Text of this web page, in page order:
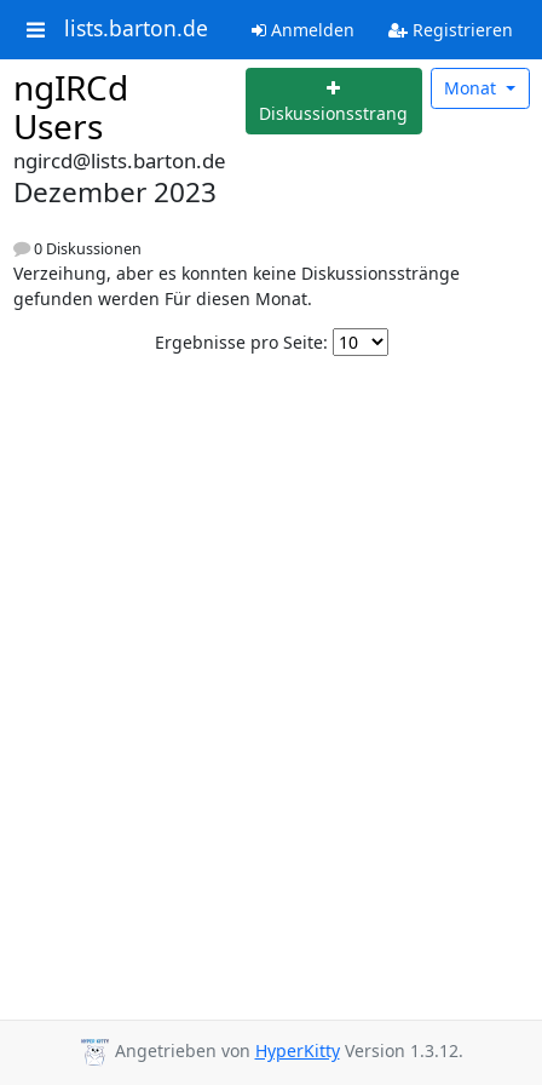
lists.barton.de Anmelden Registrieren
ngIRCd
Users
Diskussionsstrang
Monat
ngircd@lists.barton.de
Dezember 2023
0 Diskussionen
Verzeihung, aber es konnten keine Diskussionsstränge
gefunden werden Für diesen Monat.
Ergebnisse pro Seite:
Angetrieben von HyperKittyVersion 1.3.12.